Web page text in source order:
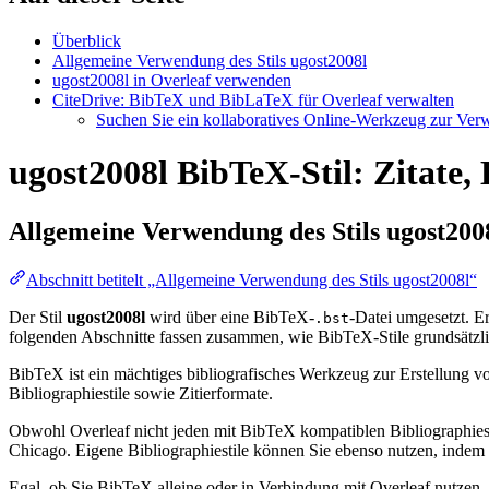
Überblick
Allgemeine Verwendung des Stils ugost2008l
ugost2008l in Overleaf verwenden
CiteDrive: BibTeX und BibLaTeX für Overleaf verwalten
Suchen Sie ein kollaboratives Online-Werkzeug zur
ugost2008l BibTeX-Stil:
Allgemeine Verwendung des Stils
Abschnitt betitelt „Allgemeine Verwendung des Stils ugost2008l“
Der Stil ugost2008l wird über eine BibTeX- .bst-Datei umgesetzt.
folgenden Abschnitte fassen zusammen, wie BibTeX-Stile
BibTeX ist ein mächtiges bibliografisches Werkzeug zur Erstellung
Bibliographiestile sowie Zitierformate.
Obwohl Overleaf nicht jeden mit BibTeX kompatiblen
Chicago. Eigene Bibliographiestile können Sie ebenso nutzen,